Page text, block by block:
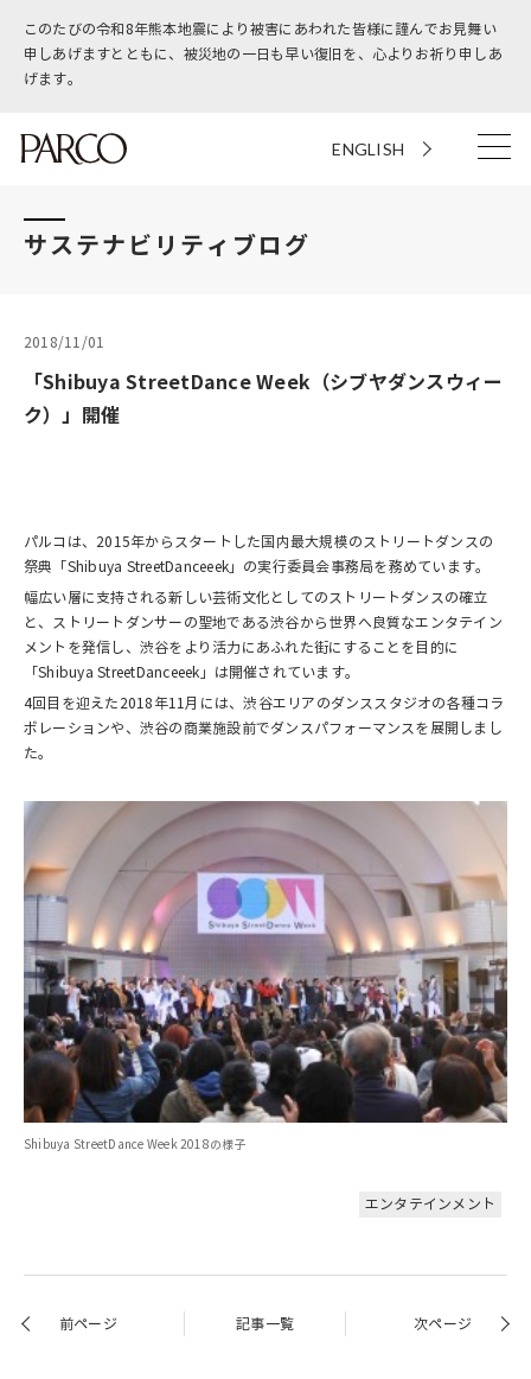
このたびの令和8年熊本地震により被害にあわれた皆様に謹んでお見舞い
申しあげますとともに、被災地の一日も早い復旧を、心よりお祈り申しあ
げます。
ENGLISH
サステナビリティブログ
2018/11/01
「Shibuya StreetDance Week（シブヤダンスウィー
ク）」開催
パルコは、2015年からスタートした国内最大規模のストリートダンスの
祭典「Shibuya StreetDanceeek」の実行委員会事務局を務めています。
幅広い層に支持される新しい芸術文化としてのストリートダンスの確立
と、ストリートダンサーの聖地である渋谷から世界へ良質なエンタテイン
メントを発信し、渋谷をより活力にあふれた街にすることを目的に
「Shibuya StreetDanceeek」は開催されています。
4回目を迎えた2018年11月には、渋谷エリアのダンススタジオの各種コラ
ボレーションや、渋谷の商業施設前でダンスパフォーマンスを展開しまし
た。
Shibuya StreetDance Week 2018の様子
エンタテインメント
前ページ 記事一覧 次ページ